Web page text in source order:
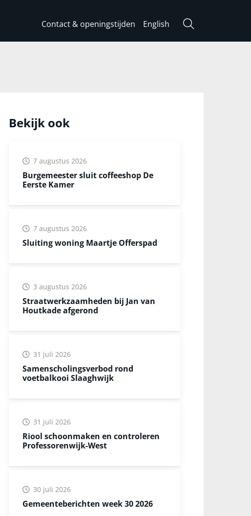
Contact & openingstijden English Zoeken
Bekijk ook
Burgemeester sluit coffeeshop De
Eerste Kamer
7 augustus 2026
Sluiting woning Maartje Offerspad
7 augustus 2026
Straatwerkzaamheden bij Jan van
Houtkade afgerond
3 augustus 2026
Samenscholingsverbod rond
voetbalkooi Slaaghwijk
31 juli 2026
Riool schoonmaken en controleren
Professorenwijk-West
31 juli 2026
Gemeenteberichten week 30 2026
30 juli 2026